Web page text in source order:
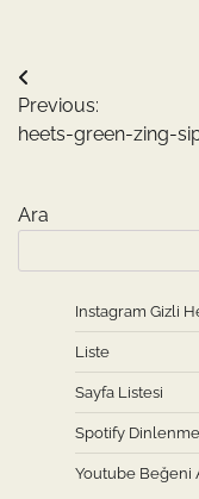
Yazı
gezinmesi
Previous:
heets-green-zing-
Ara
Instagram Gizli
Liste
Sayfa Listesi
Spotify
Youtube Beğeni